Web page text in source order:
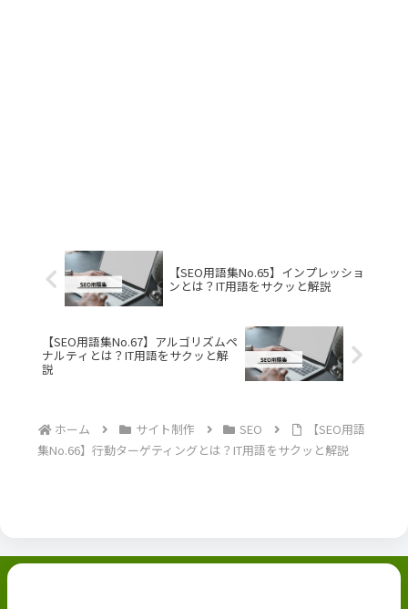
【SEO用語集No.65】インプレッショ
ンとは？IT用語をサクッと解説
【SEO用語集No.67】アルゴリズムペ
ナルティとは？IT用語をサクッと解
説
ホーム サイト制作 SEO
【SEO用語
集No.66】行動ターゲティングとは？IT用語をサクッと解説